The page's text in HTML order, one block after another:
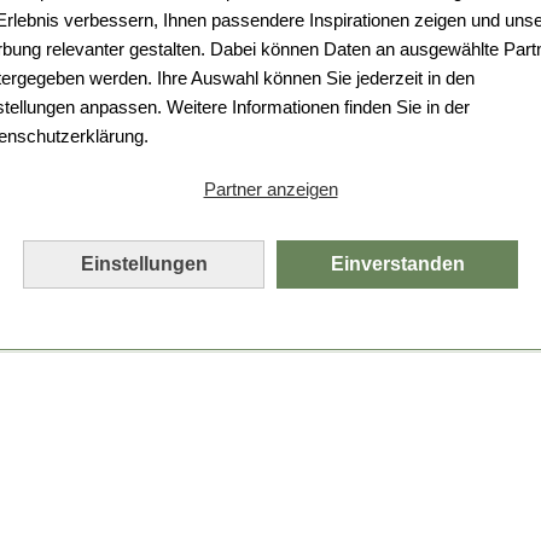
verbessern, Ihnen passendere Inspirationen zeigen und
relevanter gestalten. Dabei können Daten an ausgewählte
werden. Ihre Auswahl können Sie jederzeit in den
anpassen. Weitere Informationen finden Sie in der
Partner anzeigen
Einstellungen Einverstanden